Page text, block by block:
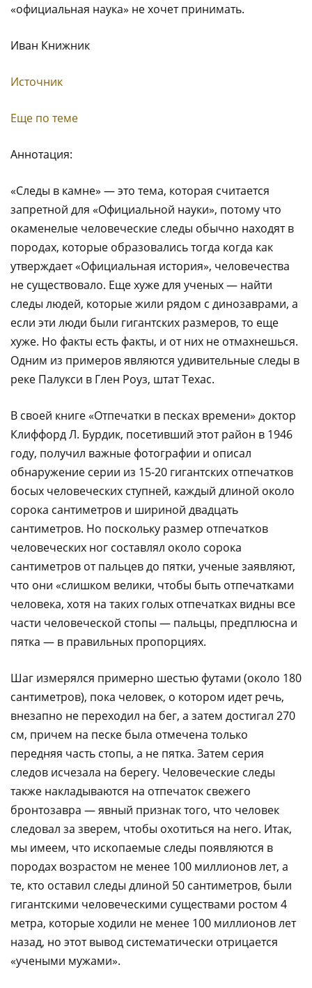
«официальная наука» не хочет принимать.
Иван Книжник
Источник
Еще по теме
Аннотация:
«Следы в камне» — это тема, которая считается
запретной для «Официальной науки», потому что
окаменелые человеческие следы обычно находят в
породах, которые образовались тогда когда как
утверждает «Официальная история», человечества
не существовало. Еще хуже для ученых — найти
следы людей, которые жили рядом с динозаврами, а
если эти люди были гигантских размеров, то еще
хуже. Но факты есть факты, и от них не отмахнешься.
Одним из примеров являются удивительные следы в
реке Палукси в Глен Роуз, штат Техас.
В своей книге «Отпечатки в песках времени» доктор
Клиффорд Л. Бурдик, посетивший этот район в 1946
году, получил важные фотографии и описал
обнаружение серии из 15-20 гигантских отпечатков
босых человеческих ступней, каждый длиной около
сорока сантиметров и шириной двадцать
сантиметров. Но поскольку размер отпечатков
человеческих ног составлял около сорока
сантиметров от пальцев до пятки, ученые заявляют,
что они «слишком велики, чтобы быть отпечатками
человека, хотя на таких голых отпечатках видны все
части человеческой стопы — пальцы, предплюсна и
пятка — в правильных пропорциях.
Шаг измерялся примерно шестью футами (около 180
сантиметров), пока человек, о котором идет речь,
внезапно не переходил на бег, а затем достигал 270
см, причем на песке была отмечена только
передняя часть стопы, а не пятка. Затем серия
следов исчезала на берегу. Человеческие следы
также накладываются на отпечаток свежего
бронтозавра — явный признак того, что человек
следовал за зверем, чтобы охотиться на него. Итак,
мы имеем, что ископаемые следы появляются в
породах возрастом не менее 100 миллионов лет, а
те, кто оставил следы длиной 50 сантиметров, были
гигантскими человеческими существами ростом 4
метра, которые ходили не менее 100 миллионов лет
назад, но этот вывод систематически отрицается
«учеными мужами».